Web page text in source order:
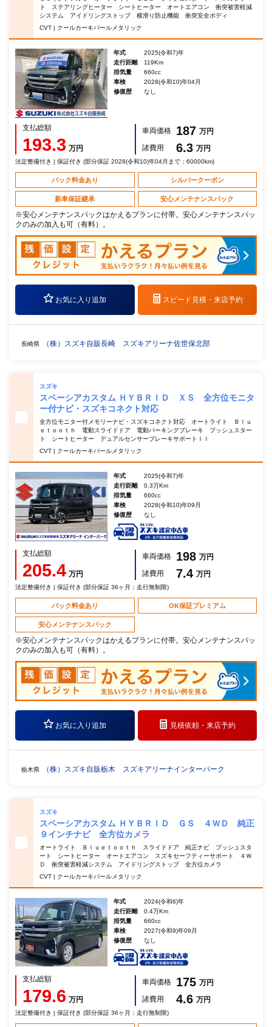
ト ステアリングヒーター シートヒーター オートエアコン 衝突被害軽減
システム アイドリングストップ 横滑り防止機能 衝突安全ボディ
CVT | クールカーキパールメタリック
年式
2025(令和7)年
走行距離
119Km
排気量
660cc
車検
2028(令和10)年04月
修復歴
なし
支払総額
193.3 万円
車両価格 187 万円
諸費用
6.3 万円
法定整備付き | 保証付き (部分保証 2028(令和10)年04月まで：60000km)
パック料金あり シルバークーポン
新車保証継承 安心メンテナンスパック
※安心メンテナンスパックはかえるプランに付帯。安心メンテナンスパッ
クのみの加入も可（有料）。
お気に入り追加 スピード見積・ 来店予約
長崎県 （株）スズキ自販長崎 スズキアリーナ佐世保北部
スズキ
スペーシアカスタム ＨＹＢＲＩＤ ＸＳ 全方位モニタ
ー付ナビ・スズキコネクト対応
全方位モニター付メモリーナビ・スズキコネクト対応 オートライト Ｂｌｕ
ｅｔｏｏｔｈ 電動スライドドア 電動パーキングブレーキ プッシュスター
ト シートヒーター デュアルセンサーブレーキサポートＩＩ
CVT | クールカーキパールメタリック
年式
2025(令和7)年
走行距離
0.3万Km
排気量
660cc
車検
2028(令和10)年09月
修復歴
なし
支払総額
205.4 万円
車両価格 198 万円
諸費用
7.4 万円
法定整備付き | 保証付き (部分保証 36ヶ月：走行無制限)
パック料金あり OK保証プレミアム
安心メンテナンスパック
※安心メンテナンスパックはかえるプランに付帯。安心メンテナンスパッ
クのみの加入も可（有料）。
お気に入り追加 見積依頼・来店予約
栃木県 （株）スズキ自販栃木 スズキアリーナインターパーク
スズキ
スペーシアカスタム ＨＹＢＲＩＤ ＧＳ ４ＷＤ 純正
９インチナビ 全方位カメラ
オートライト Ｂｌｕｅｔｏｏｔｈ スライドドア 純正ナビ プッシュスタ
ート シートヒーター オートエアコン スズキセーフティーサポート ４Ｗ
Ｄ 衝突被害軽減システム アイドリングストップ 全方位カメラ
CVT | クールカーキパールメタリック
年式
2024(令和6)年
走行距離
0.4万Km
排気量
660cc
車検
2027(令和9)年09月
修復歴
なし
支払総額
179.6 万円
車両価格 175 万円
諸費用
4.6 万円
法定整備付き | 保証付き (部分保証 36ヶ月：走行無制限)